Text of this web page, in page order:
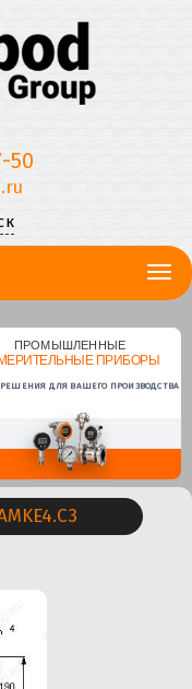
50
ПРОМЫШЛЕННЫЕ
ПРИБОРЫ
ДЛЯ ВАШЕГО ПРОИЗВОДСТВА